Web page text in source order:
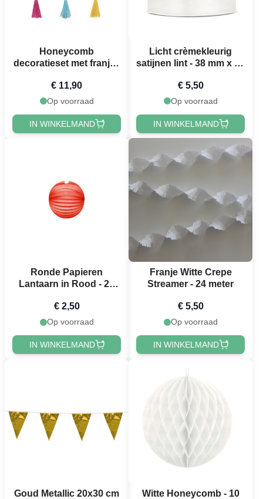
Honeycomb
decoratieset met franjes
€ 11,90
Op voorraad
IN WINKELMAND
Licht crèmekleurig
satijnen lint - 38 mm x 25
€ 5,50
Op voorraad
IN WINKELMAND
Ronde Papieren
Lantaarn in Rood - 25
€ 2,50
Op voorraad
IN WINKELMAND
Franje Witte Crepe
Streamer - 24 meter
€ 5,50
Op voorraad
IN WINKELMAND
Goud Metallic 20x30 cm
Witte Honeycomb - 10